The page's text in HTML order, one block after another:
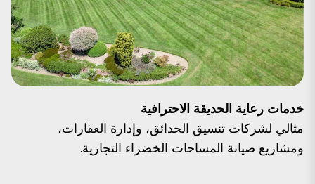
خدمات رعاية الحديقة الاحترافية
مثالي لشركات تنسيق الحدائق، وإدارة العقارات،
ومشاريع صيانة المساحات الخضراء التجارية.